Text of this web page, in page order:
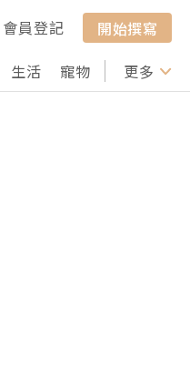
會員登記
開始撰寫
生活 寵物 行山 打卡
更多